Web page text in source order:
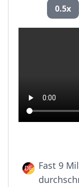
0.5x
Fast 9